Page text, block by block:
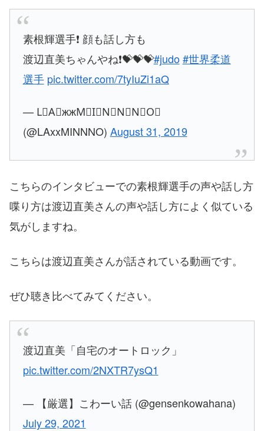
素根輝選手❗️ 顔も話し方も
渡辺直美ちゃんやね❗️💝💝💝#judo #世界柔道
選手 pic.twitter.com/7tyIuZi1aQ
— L⃟A⃟жжM⃟I⃟N⃟N⃟N⃟O⃟
(@LAxxMINNNO) August 31, 2019
こちらのインタビューでの素根輝選手の声や話し方
喋り方は渡辺直美さんの声や話し方によく似ている
気がしますね。
こちらは渡辺直美さんが話されている動画です。
ぜひ聴き比べてみてください。
渡辺直美「自宅のオートロック」
pic.twitter.com/2NXTR7ysQ1
— 【厳選】こわーい話 (@gensenkowahana)
July 29, 2021